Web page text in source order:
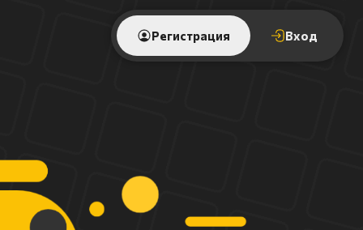
Регистрация Вход